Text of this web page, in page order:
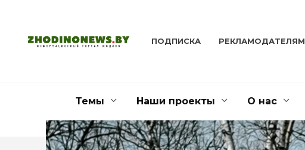
содержанию
ПОДПИСКА РЕКЛАМОДАТЕЛЯМ
Темы Наши проекты О нас